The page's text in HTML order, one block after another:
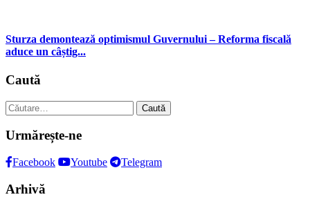
Sturza demontează optimismul Guvernului – Reforma fiscală
aduce un câștig...
Caută
Caută
după:
Urmărește-ne
Facebook Youtube Telegram
Arhivă